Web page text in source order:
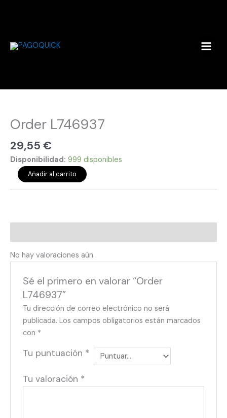
Order L746937
29,55 €
Disponibilidad: 999 disponibles
cantidad
Añadir al carrito
No hay valoraciones aún.
Sé el primero en valorar “Order
L746937”
Tu dirección de correo electrónico no será
publicada. Los campos obligatorios están marcados
con *
Tu puntuación *
Tu valoración *